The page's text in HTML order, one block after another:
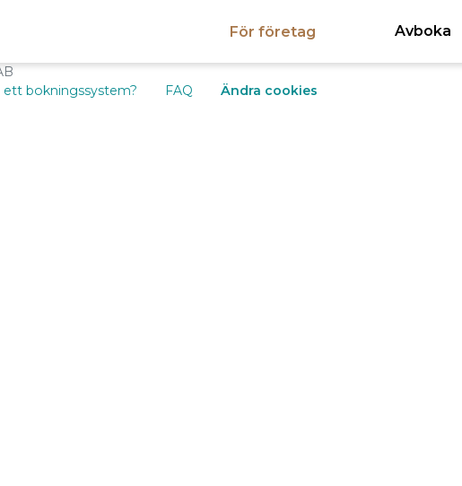
För företag Avboka
ett bokningssystem? FAQ Ändra cookies